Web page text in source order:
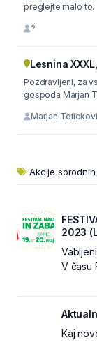
preglejte malo to.
?
Lesnina
Pozdravljeni, za
gospoda Marjan
Marjan
Akcije
2023
V času
Kaj